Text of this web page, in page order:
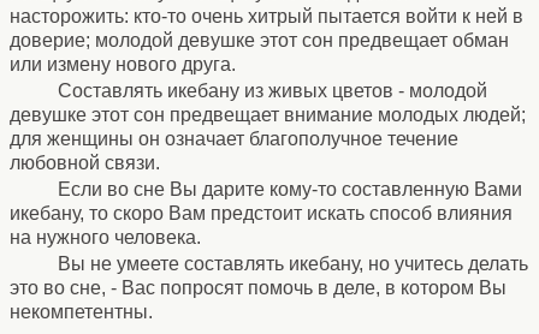
насторожить: кто-то очень хитрый пытается войти к ней в
доверие; молодой девушке этот сон предвещает обман
или измену нового друга.
Составлять икебану из живых цветов - молодой
девушке этот сон предвещает внимание молодых людей;
для женщины он означает благополучное течение
любовной связи.
Если во сне Вы дарите кому-то составленную Вами
икебану, то скоро Вам предстоит искать способ влияния
на нужного человека.
Вы не умеете составлять икебану, но учитесь делать
это во сне, - Вас попросят помочь в деле, в котором Вы
некомпетентны.